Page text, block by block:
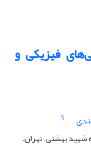
فیزیکی و
3
شهید بهشتی. تهران.